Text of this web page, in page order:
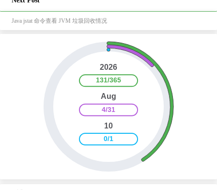
Java jstat 命令查看 JVM 垃圾回收情况